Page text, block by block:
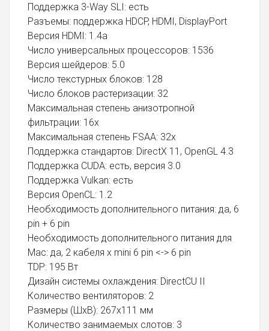
Поддержка 3-Way SLI: есть
Разъемы: поддержка HDCP, HDMI, DisplayPort
Версия HDMI: 1.4a
Число универсальных процессоров: 1536
Версия шейдеров: 5.0
Число текстурных блоков: 128
Число блоков растеризации: 32
Максимальная степень анизотропной
фильтрации: 16x
Максимальная степень FSAA: 32x
Поддержка стандартов: DirectX 11, OpenGL 4.3
Поддержка CUDA: есть, версия 3.0
Поддержка Vulkan: есть
Версия OpenCL: 1.2
Необходимость дополнительного питания: да, 6
pin + 6 pin
Необходимость дополнительного питания для
Mac: да, 2 кабеля x mini 6 pin <-> 6 pin
TDP: 195 Вт
Дизайн системы охлаждения: DirectCU II
Количество вентиляторов: 2
Размеры (ШxВ): 267x111 мм
Количество занимаемых слотов: 3